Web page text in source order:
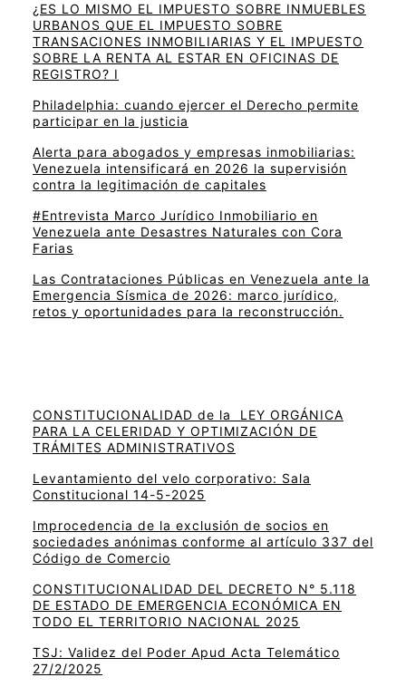
¿ES LO MISMO EL IMPUESTO SOBRE INMUEBLES
URBANOS QUE EL IMPUESTO SOBRE
TRANSACIONES INMOBILIARIAS Y EL IMPUESTO
SOBRE LA RENTA AL ESTAR EN OFICINAS DE
REGISTRO? I
Philadelphia: cuando ejercer el Derecho permite
participar en la justicia
Alerta para abogados y empresas inmobiliarias:
Venezuela intensificará en 2026 la supervisión
contra la legitimación de capitales
#Entrevista Marco Jurídico Inmobiliario en
Venezuela ante Desastres Naturales con Cora
Farias
Las Contrataciones Públicas en Venezuela ante la
Emergencia Sísmica de 2026: marco jurídico,
retos y oportunidades para la reconstrucción.
CONSTITUCIONALIDAD de la LEY ORGÁNICA
PARA LA CELERIDAD Y OPTIMIZACIÓN DE
TRÁMITES ADMINISTRATIVOS
Levantamiento del velo corporativo: Sala
Constitucional 14-5-2025
Improcedencia de la exclusión de socios en
sociedades anónimas conforme al artículo 337 del
Código de Comercio
CONSTITUCIONALIDAD DEL DECRETO N° 5.118
DE ESTADO DE EMERGENCIA ECONÓMICA EN
TODO EL TERRITORIO NACIONAL 2025
TSJ: Validez del Poder Apud Acta Telemático
27/2/2025